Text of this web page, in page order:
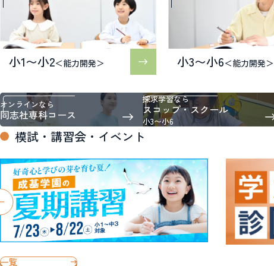
小1〜小2＜能力開発＞ 小3〜小6＜能力開発＞
オンラインなら
同志社専科コース
探求学習なら
スコップ・スクール
小3〜小6
模試・講習会・イベント
一覧